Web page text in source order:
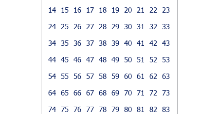
14
15 16 17 18 19 20 21 22
23
24
25 26 27 28 29 30 31 32
33
34 35 36 37 38 39 40 41 42
43
44 45 46 47 48 49 50 51 52
53
54 55 56 57 58 59 60 61 62
63
64 65 66 67 68 69 70 71 72
73
74 75 76 77 78 79 80 81 82
83